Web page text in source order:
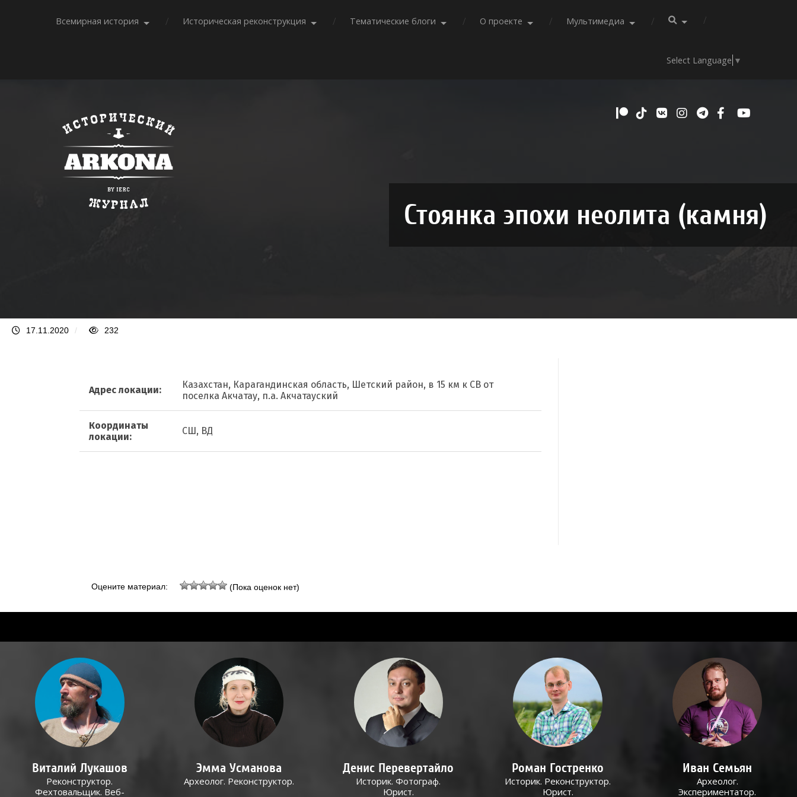
Всемирная история Историческая реконструкция Тематические блоги О проекте Мультимедиа
Select Language ▼
Стоянка эпохи неолита (камня)
17.11.2020 / 232
Адрес локации:
Казахстан, Карагандинская область, Шетский район, в 15 км к СВ от
поселка Акчатау, п.а. Акчатауский
Координаты
локации:
СШ, ВД
Оцените материал: (Пока оценок нет)
Виталий Лукашов
Реконструктор.
Фехтовальщик. Веб-
Эмма Усманова
Археолог. Реконструктор.
Денис Перевертайло
Историк. Фотограф.
Юрист.
Роман Гостренко
Историк. Реконструктор.
Юрист.
Иван Семьян
Археолог.
Экспериментатор.